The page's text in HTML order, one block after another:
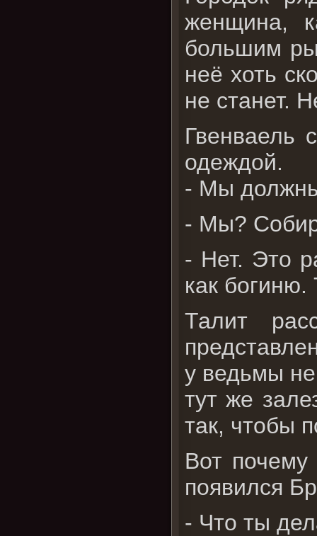
женщина,
большим
неё хоть
не станет.
Гвенваель
одеждой.
- Мы должны
- Мы?
- Нет. Это
как
Талит
у ведьмы
тут же
так, чтобы
Вот
появился
- Что ты